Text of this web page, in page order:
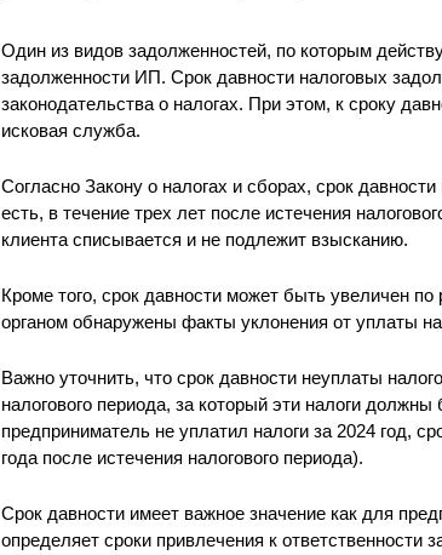
Один из видов задолженностей, по которым
задолженности ИП. Срок давности налоговых
законодательства о налогах. При этом, к сроку
исковая служба.
Согласно Закону о налогах и сборах, срок
есть, в течение трех лет после истечения
клиента списывается и не подлежит взысканию.
Кроме того, срок давности может быть увеличен
органом обнаружены факты уклонения от уплаты
Важно уточнить, что срок давности неуплаты
налогового периода, за который эти налоги
предприниматель не уплатил налоги за 2024 год,
года после истечения налогового периода).
Срок давности имеет важное значение как для
определяет сроки привлечения к ответственности